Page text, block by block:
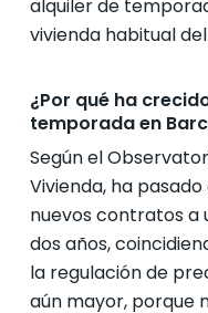
alquiler de
vivienda habitual del
¿Por qué ha
temporada en
Según el
Vivienda, ha
nuevos contratos a
dos años,
la regulación de
aún mayor, porque